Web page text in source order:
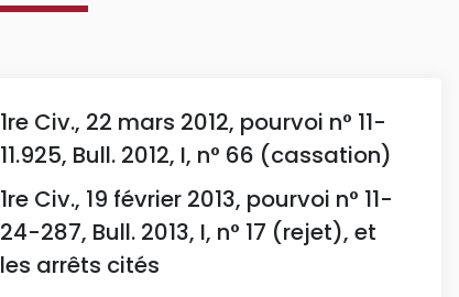
1re Civ., 22 mars 2012, pourvoi n° 11-
11.925, Bull. 2012, I, n° 66 (cassation)
1re Civ., 19 février 2013, pourvoi n° 11-
24-287, Bull. 2013, I, n° 17 (rejet), et
les arrêts cités